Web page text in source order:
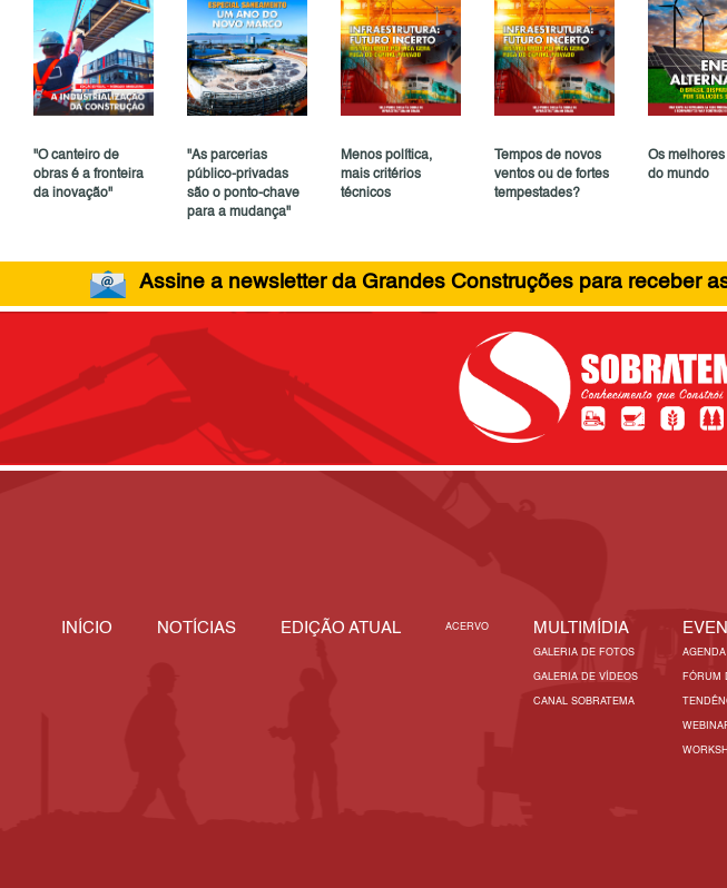
"O canteiro de
obras é a fronteira
da inovação"
"As parcerias
público-privadas
são o ponto-chave
para a mudança"
Menos política,
mais critérios
técnicos
Tempos de novos
ventos ou de fortes
tempestades?
Os
do mundo
Assine a newsletter da Grandes Construções para receber
INÍCIO NOTÍCIAS EDIÇÃO ATUAL ACERVO MULTIMÍDIA
GALERIA DE FOTOS
GALERIA DE VÍDEOS
CANAL SOBRATEMA
FÓRUM